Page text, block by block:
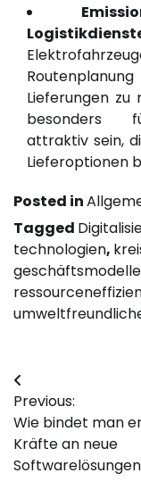
Lieferungen zu
besonders
attraktiv sein,
Lieferoptionen
Posted in
Tagged
technologien,
geschäftsmodelle
Post
navigation
Previous:
Wie bindet man
Kräfte an neue